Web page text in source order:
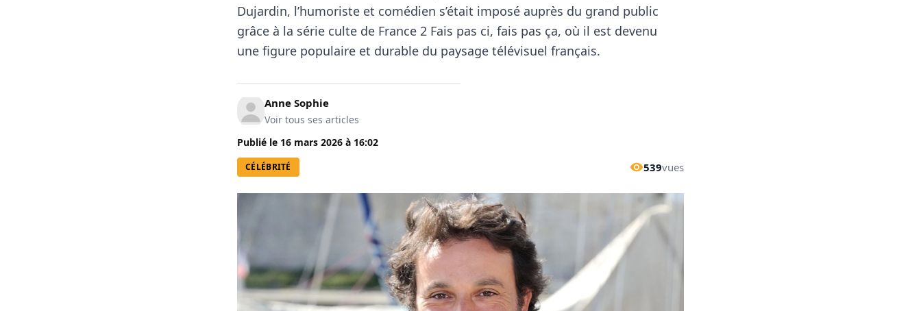
Dujardin, l’humoriste et comédien s’était imposé auprès du grand public
grâce à la série culte de France 2 Fais pas ci, fais pas ça, où il est devenu
une figure populaire et durable du paysage télévisuel français.
Anne Sophie
Voir tous ses articles
Publié le 16 mars 2026 à 16:02
CÉLÉBRITÉ 539vues